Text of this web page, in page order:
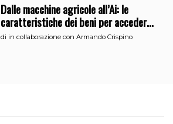
Dalle macchine agricole all’Ai: le
caratteristiche dei beni per accedere
all’iperammortamento
di in collaborazione con Armando Crispino